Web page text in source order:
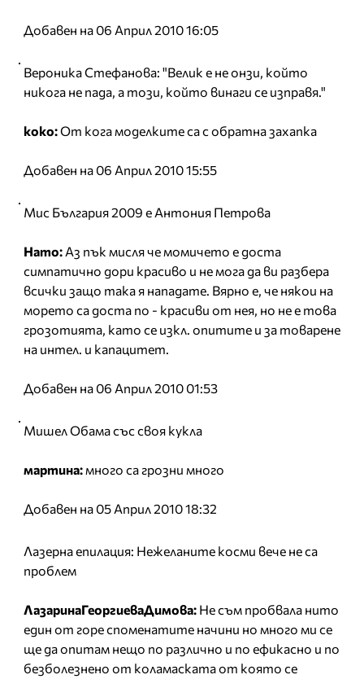
Добавен на 06 Април 2010 16:05
Вероника Стефанова: "Велик е не онзи, който
никога не пада, а този, който винаги се изправя."
коко:От кога моделките са с обратна захапка
Добавен на 06 Април 2010 15:55
Мис България 2009 е Антония Петрова
Нато: Аз пък мисля че момичето е доста
симпатично дори красиво и не мога да ви разбера
всички защо така я нападате. Вярно е, че някои на
морето са доста по - красиви от нея, но не е това
грозотията, като се изкл. опитите и за товарене
на интел. и капацитет.
Добавен на 06 Април 2010 01:53
Мишел Обама със своя кукла
мартина:много са грозни много
Добавен на 05 Април 2010 18:32
Лазерна епилация: Нежеланите косми вече не са
проблем
ЛазаринаГеоргиеваДимова: Не съм пробвала нито
един от горе споменатите начини но много ми се
ще да опитам нещо по различно и по ефикасно и по
безболезнено от коламаската от която се